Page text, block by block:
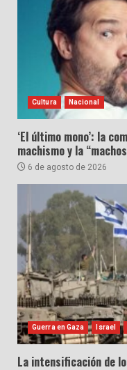
Cultura Nacional
‘El último mono’: la
machismo y la
6 de agosto de 2026
Guerra en Gaza Israel
La intensificación de